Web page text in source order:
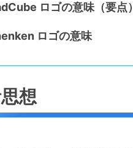
ロゴの意味（要点）
ロゴの意味
想